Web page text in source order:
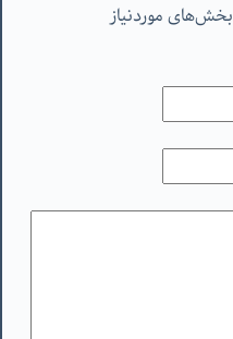
بخش‌های موردنیاز